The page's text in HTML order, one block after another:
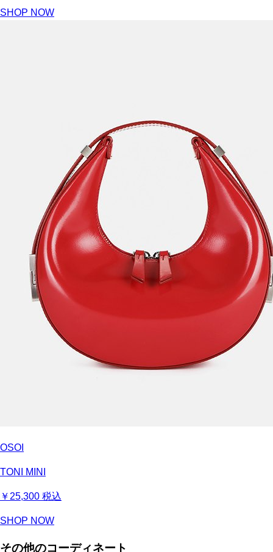
SHOP NOW
OSOI
TONI MINI
￥25,300 税込
SHOP NOW
その他のコーディネート